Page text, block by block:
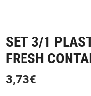
SET 3/1
FRESH
3,73€